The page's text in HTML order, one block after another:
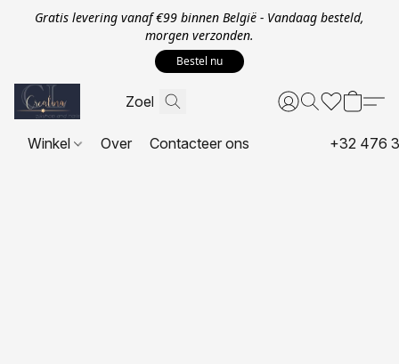
Gratis levering vanaf €99 binnen België - Vandaag besteld,
morgen verzonden.
Bestel nu
Winkel Over Contacteer ons +32 476